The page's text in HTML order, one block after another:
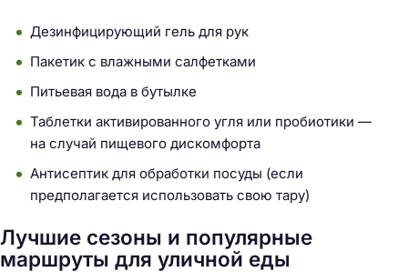
Дезинфицирующий гель для рук
Пакетик с влажными салфетками
Питьевая вода в бутылке
Таблетки активированного угля или пробиотики —
на случай пищевого дискомфорта
Антисептик для обработки посуды (если
предполагается использовать свою тару)
Лучшие сезоны и популярные
маршруты для уличной еды